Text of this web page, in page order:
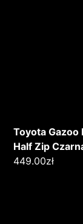
Toyota Gazoo
Half Zip
449.00zł